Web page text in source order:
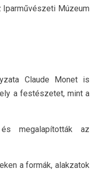
Iparművészeti Múzeum
Claude Monet is
a festészetet, mint a
megalapították az
a formák, alakzatok